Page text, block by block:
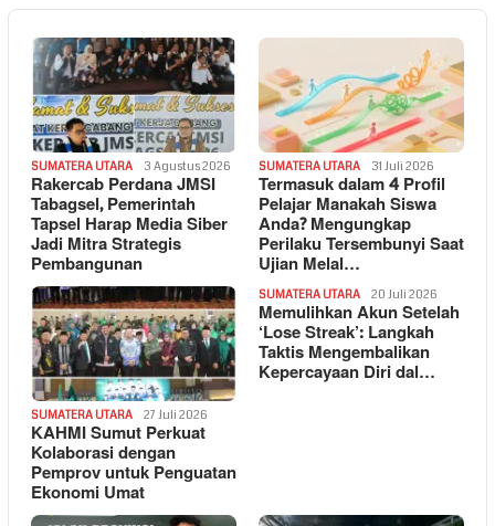
SUMATERA UTARA 3 Agustus 2026
Rakercab Perdana JMSI
Tabagsel, Pemerintah
Tapsel Harap Media Siber
Jadi Mitra Strategis
Pembangunan
SUMATERA UTARA 31 Juli 2026
Termasuk dalam 4 Profil
Pelajar Manakah Siswa
Anda? Mengungkap
Perilaku Tersembunyi Saat
Ujian Melal…
SUMATERA UTARA 27 Juli 2026
KAHMI Sumut Perkuat
Kolaborasi dengan
Pemprov untuk Penguatan
Ekonomi Umat
SUMATERA UTARA 20 Juli 2026
Memulihkan Akun Setelah
‘Lose Streak’: Langkah
Taktis Mengembalikan
Kepercayaan Diri dal…